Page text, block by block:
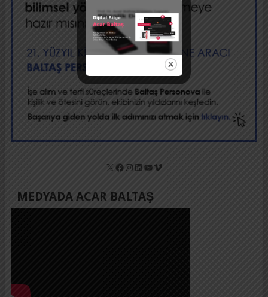
X Facebook
Instagram
LinkedIn
YouTube
Vimeo
MEDYADA ACAR BALTAŞ